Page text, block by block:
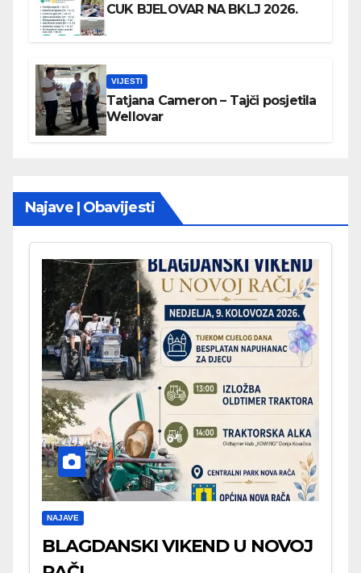
CUK BJELOVAR NA BKLJ 2026.
VIJESTI
Tatjana Cameron – Tajči posjetila
Wellovar
Najave | Obavijesti
NAJAVE
BLAGDANSKI VIKEND U NOVOJ